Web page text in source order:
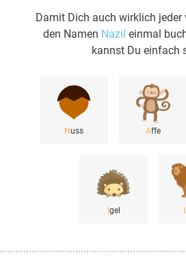
Damit Dich auch wirklich jeder
den Namen Nazil einmal
kannst Du einfach
Nuss Affe
gel